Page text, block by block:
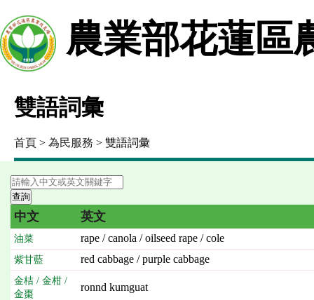
農業部花蓮區
雙語詞彙
首頁 > 為民服務 > 雙語詞彙
中文 英文
油菜 rape / canola / oilseed rape / cole
紫甘藍 red cabbage / purple cabbage
金桔 / 金柑 /
金棗
ronnd kumguat